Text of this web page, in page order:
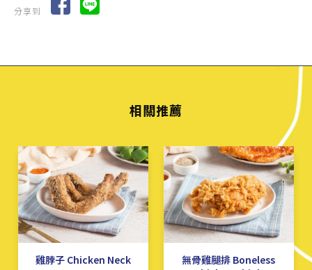
分享到
雞脖子 Chicken Neck
無骨雞腿排 Boneless